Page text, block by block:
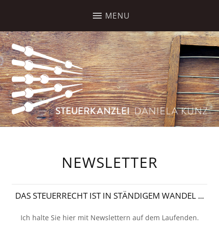
NEWSLETTER
DAS STEUERRECHT IST IN STÄNDIGEM WANDEL ...
Ich halte Sie hier mit Newslettern auf dem Laufenden.